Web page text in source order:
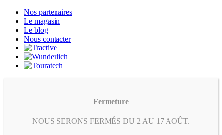
Nos partenaires
Le magasin
Le blog
Nous contacter
Fermeture
NOUS SERONS FERMÉS DU 2 AU 17 AOÛT.